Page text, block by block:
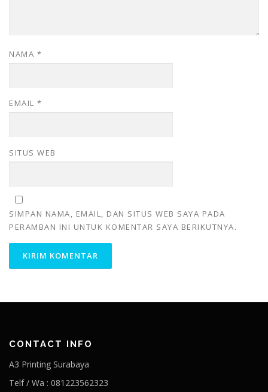
NAMA *
EMAIL *
SITUS WEB
SIMPAN NAMA, EMAIL, DAN SITUS WEB SAYA PADA
PERAMBAN INI UNTUK KOMENTAR SAYA BERIKUTNYA.
CONTACT INFO
A3 Printing Surabaya
Telf / Wa : 081223562323